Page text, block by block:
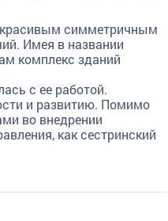
красивым симметричным
Имея в названии
комплекс зданий
с ее работой.
и развитию. Помимо
во внедрении
как сестринский